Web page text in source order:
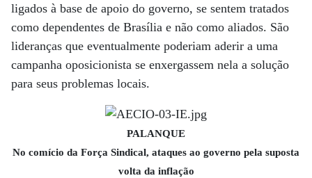
ligados à base de apoio do governo, se sentem tratados
como dependentes de Brasília e não como aliados. São
lideranças que eventualmente poderiam aderir a uma
campanha oposicionista se enxergassem nela a solução
para seus problemas locais.
PALANQUE
No comício da Força Sindical, ataques ao governo pela suposta
volta da inflação